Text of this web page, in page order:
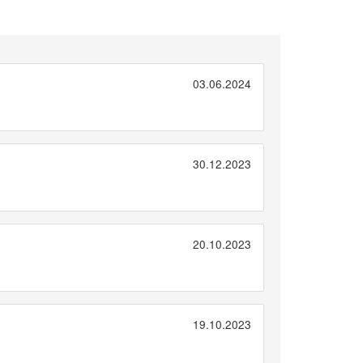
03.06.2024
30.12.2023
20.10.2023
19.10.2023